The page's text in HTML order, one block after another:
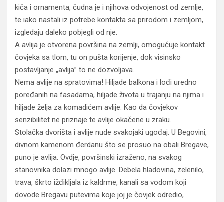
kiča i ornamenta, čudna je i njihova odvojenost od zemlje,
te iako nastali iz potrebe kontakta sa prirodom i zemljom,
izgledaju daleko pobjegli od nje.
A avlija je otvorena površina na zemlji, omogućuje kontakt
čovjeka sa tlom, tu on pušta korijenje, dok visinsko
postavljanje „avlija” to ne dozvoljava.
Nema avlije na spratovima! Hiljade balkona i lođi uredno
poređanih na fasadama, hiljade života u trajanju na njima i
hiljade želja za komadićem avlije. Kao da čovjekov
senzibilitet ne priznaje te avlije okačene u zraku.
Stolačka dvorišta i avlije nude svakojaki ugođaj. U Begovini,
divnom kamenom đerdanu što se prosuo na obali Bregave,
puno je avlija. Ovdje, površinski izraženo, na svakog
stanovnika dolazi mnogo avlije. Debela hladovina, zelenilo,
trava, škrto ižđikljala iz kaldrme, kanali sa vodom koji
dovode Bregavu putevima koje joj je čovjek odredio,